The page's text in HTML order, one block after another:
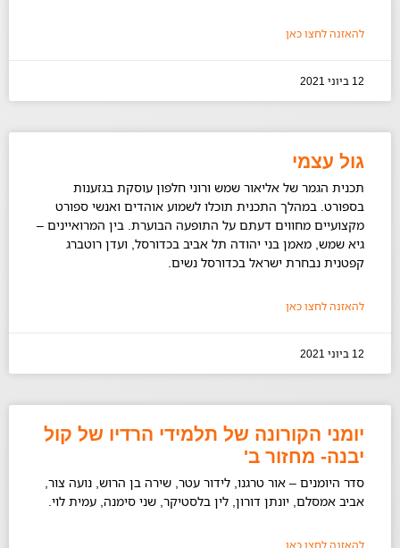
להאזנה לחצו כאן
12 ביוני 2021
גול עצמי
תכנית הגמר של אליאור שמש ורוני חלפון עוסקת בגזענות
בספורט. במהלך התכנית תוכלו לשמוע אוהדים ואנשי ספורט
מקצועיים מחווים דעתם על התופעה הבוערת. בין המרואיינים –
גיא שמש, מאמן בני יהודה תל אביב בכדורסל, ועדן רוטברג
קפטנית נבחרת ישראל בכדורסל נשים.
להאזנה לחצו כאן
12 ביוני 2021
יומני הקורונה של תלמידי הרדיו של קול
יבנה- מחזור ב'
סדר היומנים – אור טרגנו, לידור עטר, שירה בן הרוש, נועה צור,
אביב אמסלם, יונתן דורון, לין בלסטיקר, שני סימנה, עמית לוי.